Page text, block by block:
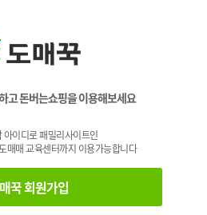
고 돈버는쇼핑을 이용해보세요
아이디로 패밀리사이트인
매매 교육센터까지 이용가능합니다
꾹 회원가입